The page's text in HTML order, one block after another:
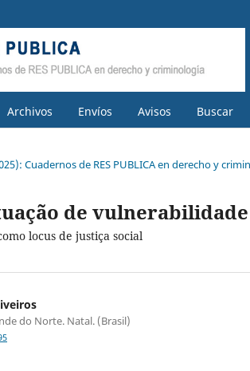
Archivos Envíos Avisos Buscar
Cuadernos de RES PUBLICA en derecho y
de
locus de justiça social
do Norte. Natal. (Brasil)